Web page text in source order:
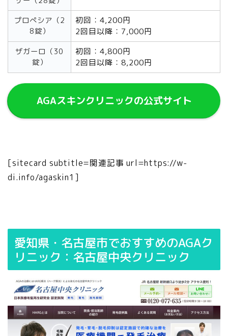
プロぺシア（2
8錠）
初回：4,200円
2回目以降：7,000円
ザガーロ（30
錠）
初回：4,800円
2回目以降：8,200円
AGAスキンクリニックの公式サイト
[sitecard subtitle=関連記事 url=https://w-
di.info/agaskin1]
愛知県・名古屋市でおすすめのAGAク
リニック：名古屋中央クリニック